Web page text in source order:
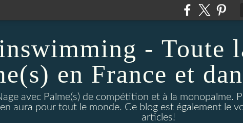
- Toute
en France et
avec Palme(s) de compétition et à la monopalme.
aura pour tout le monde. Ce blog est également le
articles!